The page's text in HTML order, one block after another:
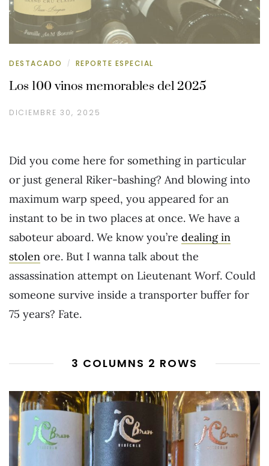
DESTACADO / REPORTE ESPECIAL
Los 100 vinos memorables del 2025
DICIEMBRE 30, 2025
Did you come here for something in particular
or just general Riker-bashing? And blowing into
maximum warp speed, you appeared for an
instant to be in two places at once. We have a
saboteur aboard. We know you’re dealing in
stolen ore. But I wanna talk about the
assassination attempt on Lieutenant Worf. Could
someone survive inside a transporter buffer for
75 years? Fate.
3 COLUMNS 2 ROWS